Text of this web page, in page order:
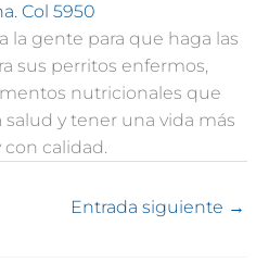
Col 5950
la gente para que haga las
sus perritos enfermos,
nutricionales que
salud y tener una vida más
con calidad.
Entrada siguiente →